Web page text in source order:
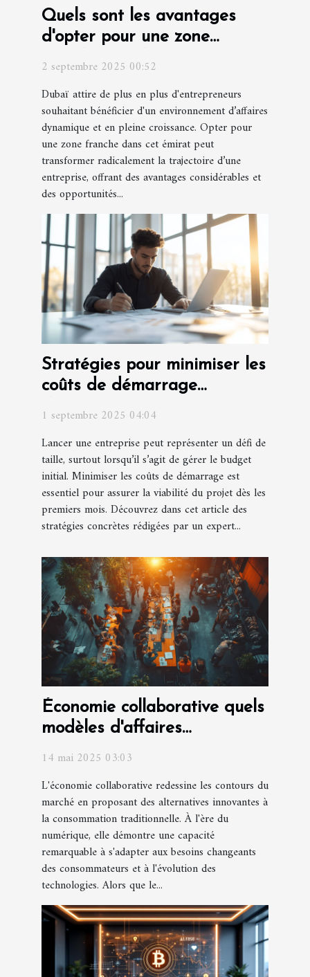
Quels sont les avantages
d'opter pour une zone
franche à Dubaï pour votre
entreprise ?
2 septembre 2025 00:52
Dubaï attire de plus en plus d'entrepreneurs
souhaitant bénéficier d'un environnement d’affaires
dynamique et en pleine croissance. Opter pour
une zone franche dans cet émirat peut
transformer radicalement la trajectoire d’une
entreprise, offrant des avantages considérables et
des opportunités...
Stratégies pour minimiser les
coûts de démarrage
1 septembre 2025 04:04
Lancer une entreprise peut représenter un défi de
taille, surtout lorsqu’il s’agit de gérer le budget
initial. Minimiser les coûts de démarrage est
essentiel pour assurer la viabilité du projet dès les
premiers mois. Découvrez dans cet article des
stratégies concrètes rédigées par un expert...
Économie collaborative quels
modèles d'affaires
14 mai 2025 03:03
L'économie collaborative redessine les contours du
marché en proposant des alternatives innovantes à
la consommation traditionnelle. À l'ère du
numérique, elle démontre une capacité
remarquable à s'adapter aux besoins changeants
des consommateurs et à l'évolution des
technologies. Alors que le...